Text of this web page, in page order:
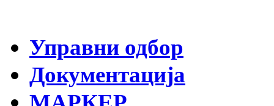
Управни одбор
Документација